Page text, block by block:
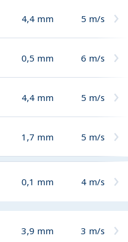
4,4 mm 5 m/s
0,5 mm 6 m/s
4,4 mm 5 m/s
1,7 mm 5 m/s
0,1 mm 4 m/s
3,9 mm 3 m/s